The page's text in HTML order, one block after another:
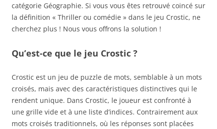
catégorie Géographie. Si vous vous êtes retrouvé coincé sur
la définition « Thriller ou comédie » dans le jeu Crostic, ne
cherchez plus ! Nous vous offrons la solution !
Qu’est-ce que le jeu Crostic ?
Crostic est un jeu de puzzle de mots, semblable à un mots
croisés, mais avec des caractéristiques distinctives qui le
rendent unique. Dans Crostic, le joueur est confronté à
une grille vide et à une liste d’indices. Contrairement aux
mots croisés traditionnels, où les réponses sont placées